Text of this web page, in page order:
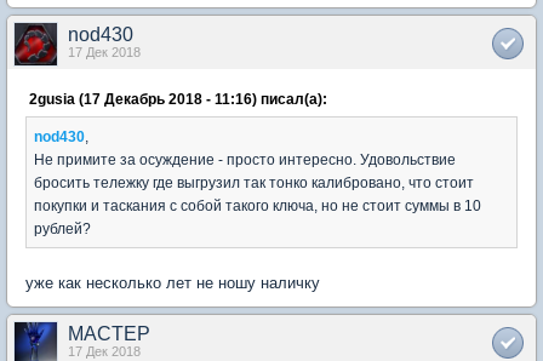
nod430
17 Дек 2018
2gusia (17 Декабрь 2018 - 11:16) писал(а):
nod430
Не примите за осуждение - просто интересно. Удовольствие
бросить тележку где выгрузил так тонко калибровано, что стоит
покупки и таскания с собой такого ключа, но не стоит суммы в 10
рублей?
уже как несколько лет не ношу наличку
MACTEP
17 Дек 2018